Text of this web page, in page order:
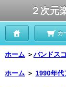
２次元
カ
ホーム ＞バンドス
ホーム ＞ 1990年代